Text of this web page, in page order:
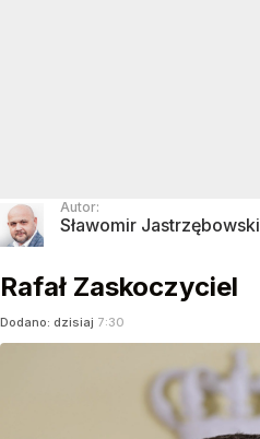
Autor:
Sławomir Jastrzębowski
Rafał Zaskoczyciel
Dodano: dzisiaj 7:30